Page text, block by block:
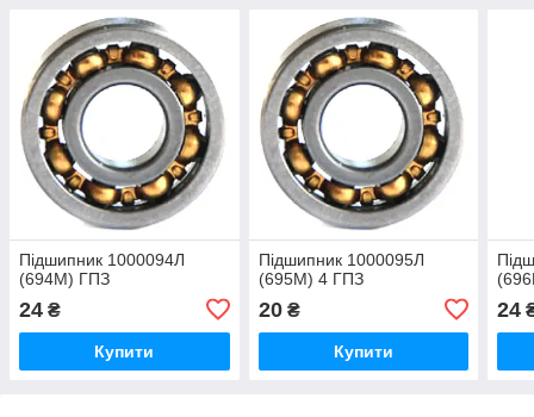
Підшипник 1000094Л
(694M) ГПЗ
24 ₴
Купити
Підшипник 1000095Л
(695M) 4 ГПЗ
20₴
Купити
24